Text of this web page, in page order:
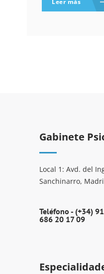
Leer más
Gabinete
Local 1: Avd. del
Sanchinarro,
Teléfono - (+34)
686 20 17 09